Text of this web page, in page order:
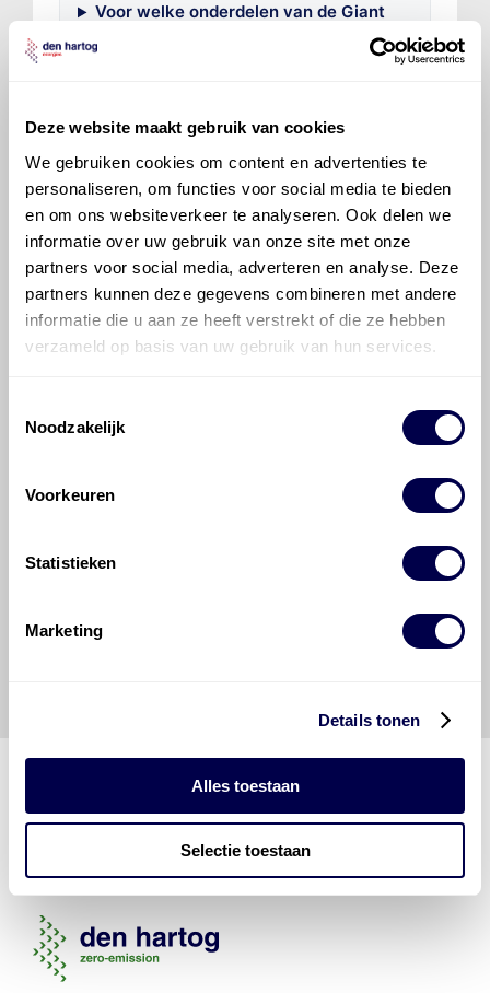
Deze website maakt gebruik van cookies
We gebruiken cookies om content en advertenties te
personaliseren, om functies voor social media te bieden
en om ons websiteverkeer te analyseren. Ook delen we
informatie over uw gebruik van onze site met onze
partners voor social media, adverteren en analyse. Deze
partners kunnen deze gegevens combineren met andere
informatie die u aan ze heeft verstrekt of die ze hebben
verzameld op basis van uw gebruik van hun services.
Noodzakelijk
Voorkeuren
Statistieken
Marketing
Details tonen
Alles toestaan
Selectie toestaan
Voor welke onderdelen van de Giant
Wielladers is productadvies beschikbaar?
©OlyslagerAlle rechten voorbehouden. Deze
informatie mag noch geheel noch gedeeltelijk worden
gereproduceerd, opgeslagen in een database of op
andere manieren worden overgedragen zonder
voorafgaande schriftelijke toestemming van Olyslager
om ervoor te zorgen dat deze gegevens zo accuraat
aansprakelijkheid aanvaard, anders dan waartoe een
wettelijke verplichting bestaat, voor schade of verlies
informatie. Door deze olieaanbevelingsinformatie te
raadplegen en te gebruiken erkent de gebruiker dat
om de vereiste onderhoudswerkzaamheden op een
veilige en verantwoorde manier uit te voeren. Hij/zij
Energiesvoor enig verlies, letsel, claim en schade
veroorzaakt door een onjuiste interpretatie of een
Den Hartog Energies
bestaat uitvier divisies